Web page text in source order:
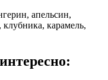
апельсин,
клубника, карамель,